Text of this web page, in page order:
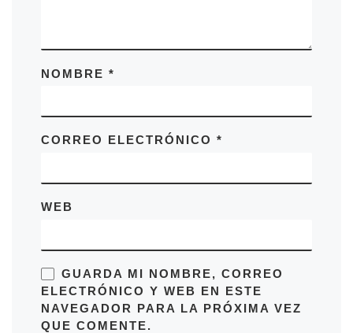
NOMBRE *
CORREO ELECTRÓNICO *
WEB
GUARDA MI NOMBRE, CORREO
ELECTRÓNICO Y WEB EN ESTE
NAVEGADOR PARA LA PRÓXIMA VEZ
QUE COMENTE.